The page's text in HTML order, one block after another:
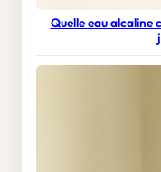
Quelle eau alcaline